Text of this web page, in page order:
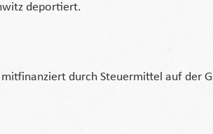
deportiert.
durch Steuermittel auf der